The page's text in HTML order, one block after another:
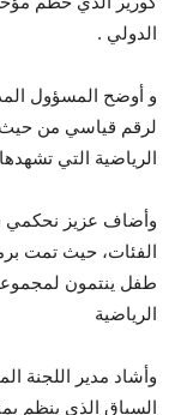
الدولي .
و أوضح المسؤول
لرقم قياسي من حيث
الرياضية التي
وأضاف عزيز نحكمي
طفل ينتمون
الرياضية
وأشاد مدير اللجنة
السباق الذي ينظم